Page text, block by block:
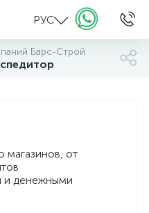
РУС
Барс-Строй
от
и денежными